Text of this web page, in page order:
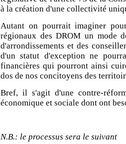
à la création d'une collectivité
Autant on pourrait imaginer
régionaux des DROM un mode
d'arrondissements et des
d'un statut d'exception ne
financières qui pourront ainsi
dos de nos concitoyens des
Bref, il s'agit d'une contre-
économique et sociale dont ont
N.B.: le processus sera le suivant